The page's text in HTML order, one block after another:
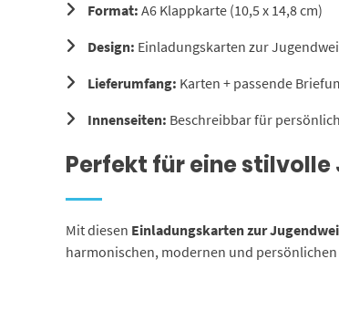
Format: A6 Klappkarte (10,5 x 14,8 cm)
Design: Einladungskarten zur
Lieferumfang: Karten + passende
Innenseiten: Beschreibbar für
Perfekt für eine stilvolle
Mit diesen Einladungskarten zur
harmonischen, modernen und